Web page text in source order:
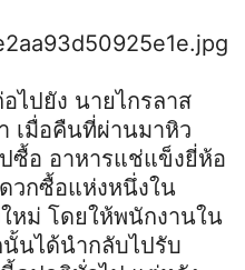
ไปยัง นายไกรลาส
เมื่อคืนที่ผ่านมาหิว
ซื้อ อาหารแช่แข็งยี่ห้อ
วกซื้อแห่งหนึ่งใน
หม่ โดยให้พนักงานใน
นได้นำกลับไปรับ